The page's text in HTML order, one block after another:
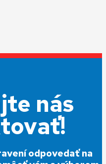
nás
odpovedať na